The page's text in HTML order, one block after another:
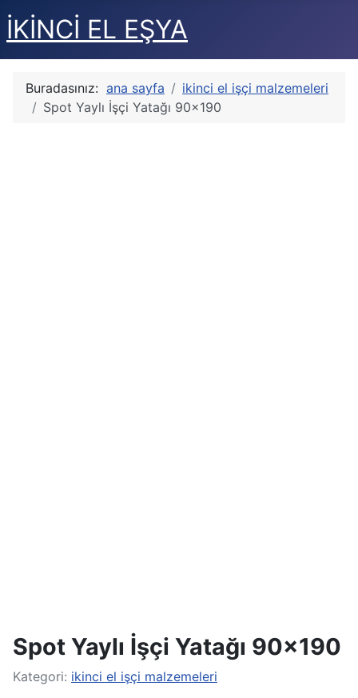
İKİNCİ EL EŞYA
Buradasınız: ana sayfa
ikinci el işçi malzemeleri
Spot Yaylı İşçi Yatağı 90×190
Spot Yaylı İşçi Yatağı 90×190
Kategori: ikinci el işçi malzemeleri